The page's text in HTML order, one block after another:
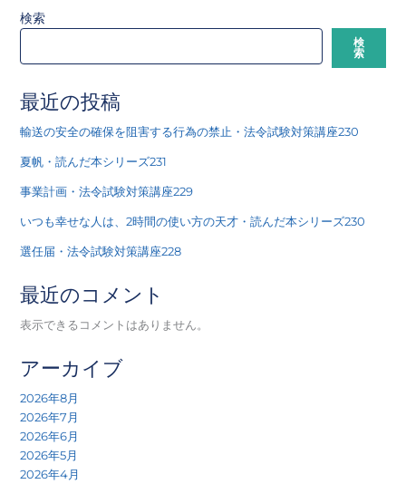
検索
検
索
最近の投稿
輸送の安全の確保を阻害する行為の禁止・法令試験対策講座230
夏帆・読んだ本シリーズ231
事業計画・法令試験対策講座229
いつも幸せな人は、2時間の使い方の天才・読んだ本シリーズ230
選任届・法令試験対策講座228
最近のコメント
表示できるコメントはありません。
アーカイブ
2026年8月
2026年7月
2026年6月
2026年5月
2026年4月